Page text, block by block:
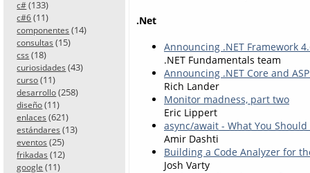
c# (133)
c#6 (11)
componentes (14)
consultas (15)
css (18)
curiosidades (43)
curso (11)
desarrollo (258)
diseño (11)
enlaces (621)
estándares (13)
eventos (25)
frikadas (12)
google (11)
.Net
Announcing .NET Framework
.NET Fundamentals team
Announcing .NET Core and
Rich Lander
Monitor madness, part two
Eric Lippert
async/await - What You Should
Amir Dashti
Building a Code Analyzer for
Josh Varty